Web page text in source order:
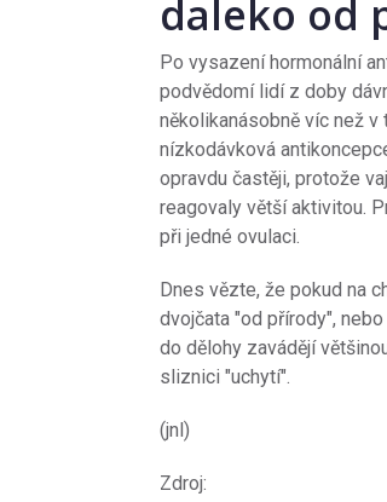
daleko od
Po vysazení hormonální
podvědomí lidí z doby
několikanásobně víc než
nízkodávková
opravdu častěji, protože
reagovaly větší aktivitou.
při jedné ovulaci.
Dnes vězte, že pokud na
dvojčata "od přírody",
do dělohy zavádějí
sliznici "uchytí".
(jnl)
Zdroj: